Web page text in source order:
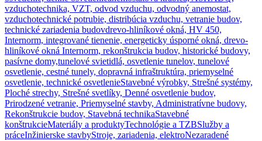
vzduchotechnika, VZT, odvod vzduchu, odvodný anemostat,
vzduchotechnické potrubie, distribúcia vzduchu, vetranie budov,
technické zariadenia budovdrevo-hliníkové okná, HV 450,
Internorm, integrované tienenie, energeticky úsporné okná, drevo-
hliníkové okná Internorm, rekonštrukcia budov, historické budovy,
pasívne domy,tunelové svietidlá, osvetlenie tunelov, tunelové
osvetlenie, cestné tunely, dopravná infraštruktúra, priemyselné
osvetlenie, technické osvetlenieStavebné výrobky, Strešné systémy,
Ploché strechy, Strešné svetlíky, Denné osvetlenie budov,
Prirodzené vetranie, Priemyselné stavby, Administratívne budovy,
Rekonštrukcie budov, Stavebná technikaStavebné
konštrukcieMateriály a produktyTechnológie a TZBSlužby a
práceInžinierske stavbyStroje, zariadenia, elektroNezaradené